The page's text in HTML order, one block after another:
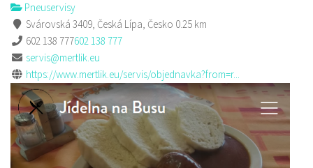
Pneuservisy
Svárovská 3409, Česká Lípa, Česko 0.25 km
602 138 777602 138 777
servis@mertlik.eu
https://www.mertlik.eu/servis/objednavka?from=r...